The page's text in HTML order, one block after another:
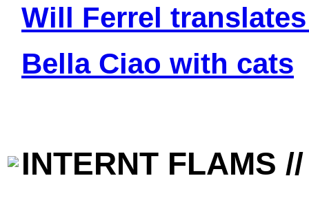
Will Ferrel
Bella Ciao with cats
INTERNT FLAMS